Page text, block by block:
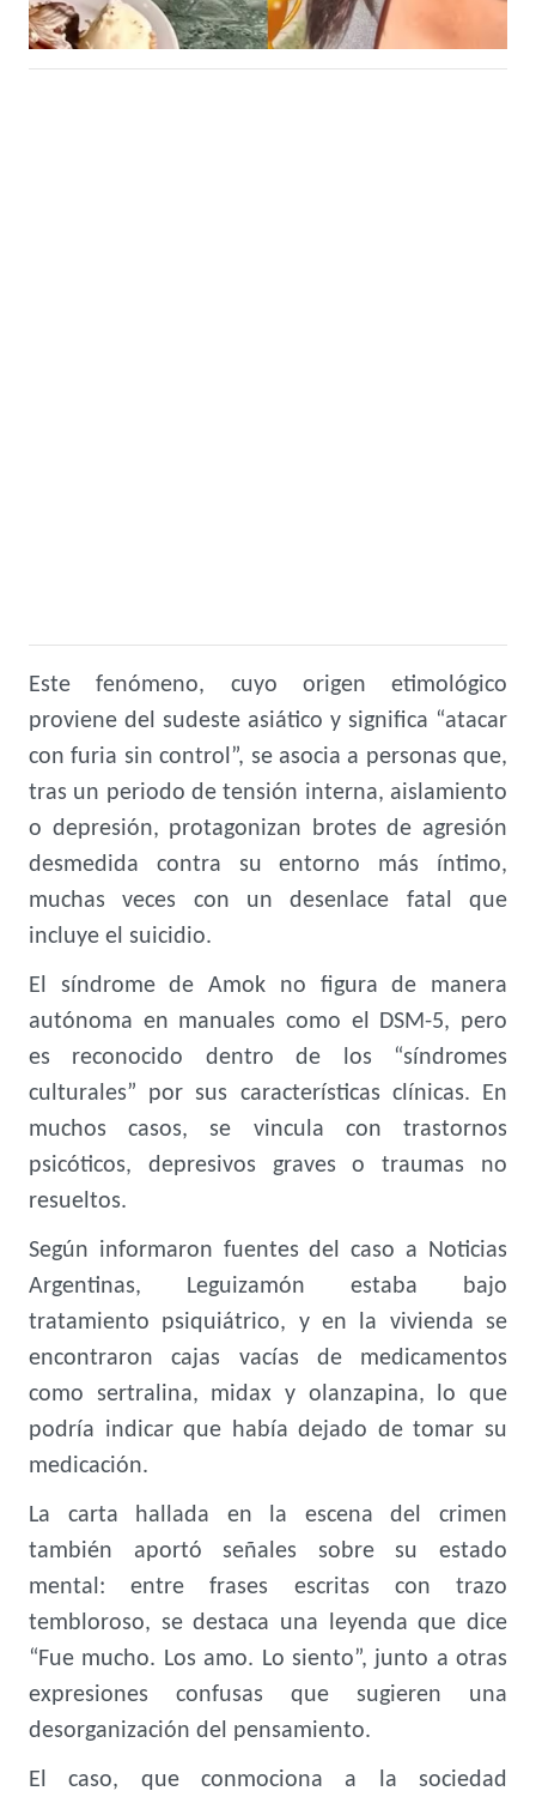
Este fenómeno, cuyo origen etimológico
proviene del sudeste asiático y significa “atacar
con furia sin control”, se asocia a personas que,
tras un periodo de tensión interna, aislamiento
o depresión, protagonizan brotes de agresión
desmedida contra su entorno más íntimo,
muchas veces con un desenlace fatal que
incluye el suicidio.
El síndrome de Amok no figura de manera
autónoma en manuales como el DSM-5, pero
es reconocido dentro de los “síndromes
culturales” por sus características clínicas. En
muchos casos, se vincula con trastornos
psicóticos, depresivos graves o traumas no
resueltos.
Según informaron fuentes del caso a Noticias
Argentinas, Leguizamón estaba bajo
tratamiento psiquiátrico, y en la vivienda se
encontraron cajas vacías de medicamentos
como sertralina, midax y olanzapina, lo que
podría indicar que había dejado de tomar su
medicación.
La carta hallada en la escena del crimen
también aportó señales sobre su estado
mental: entre frases escritas con trazo
tembloroso, se destaca una leyenda que dice
“Fue mucho. Los amo. Lo siento”, junto a otras
expresiones confusas que sugieren una
desorganización del pensamiento.
El caso, que conmociona a la sociedad